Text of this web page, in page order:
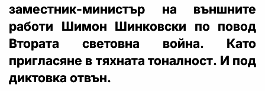
заместник-министър на външните
работи Шимон Шинковски по повод
Втората световна война. Като
пригласяне в тяхната тоналност. И под
диктовка отвън.